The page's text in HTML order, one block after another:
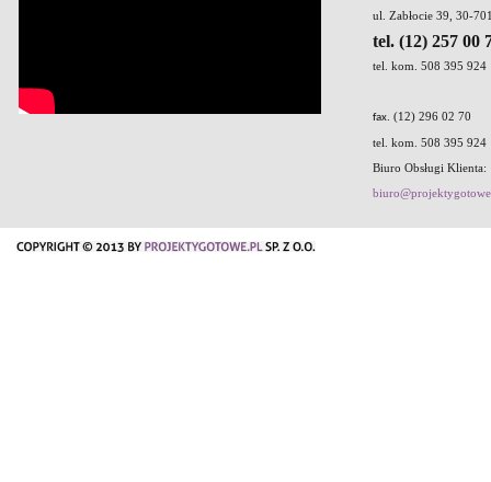
ul. Zabłocie 39, 30-
tel. (12) 257 00
tel. kom. 508 395 924
fax . (12) 296 02 70
tel. kom. 508 395 924
Biuro Obsługi Klienta: